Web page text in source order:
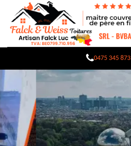
0475 345 873